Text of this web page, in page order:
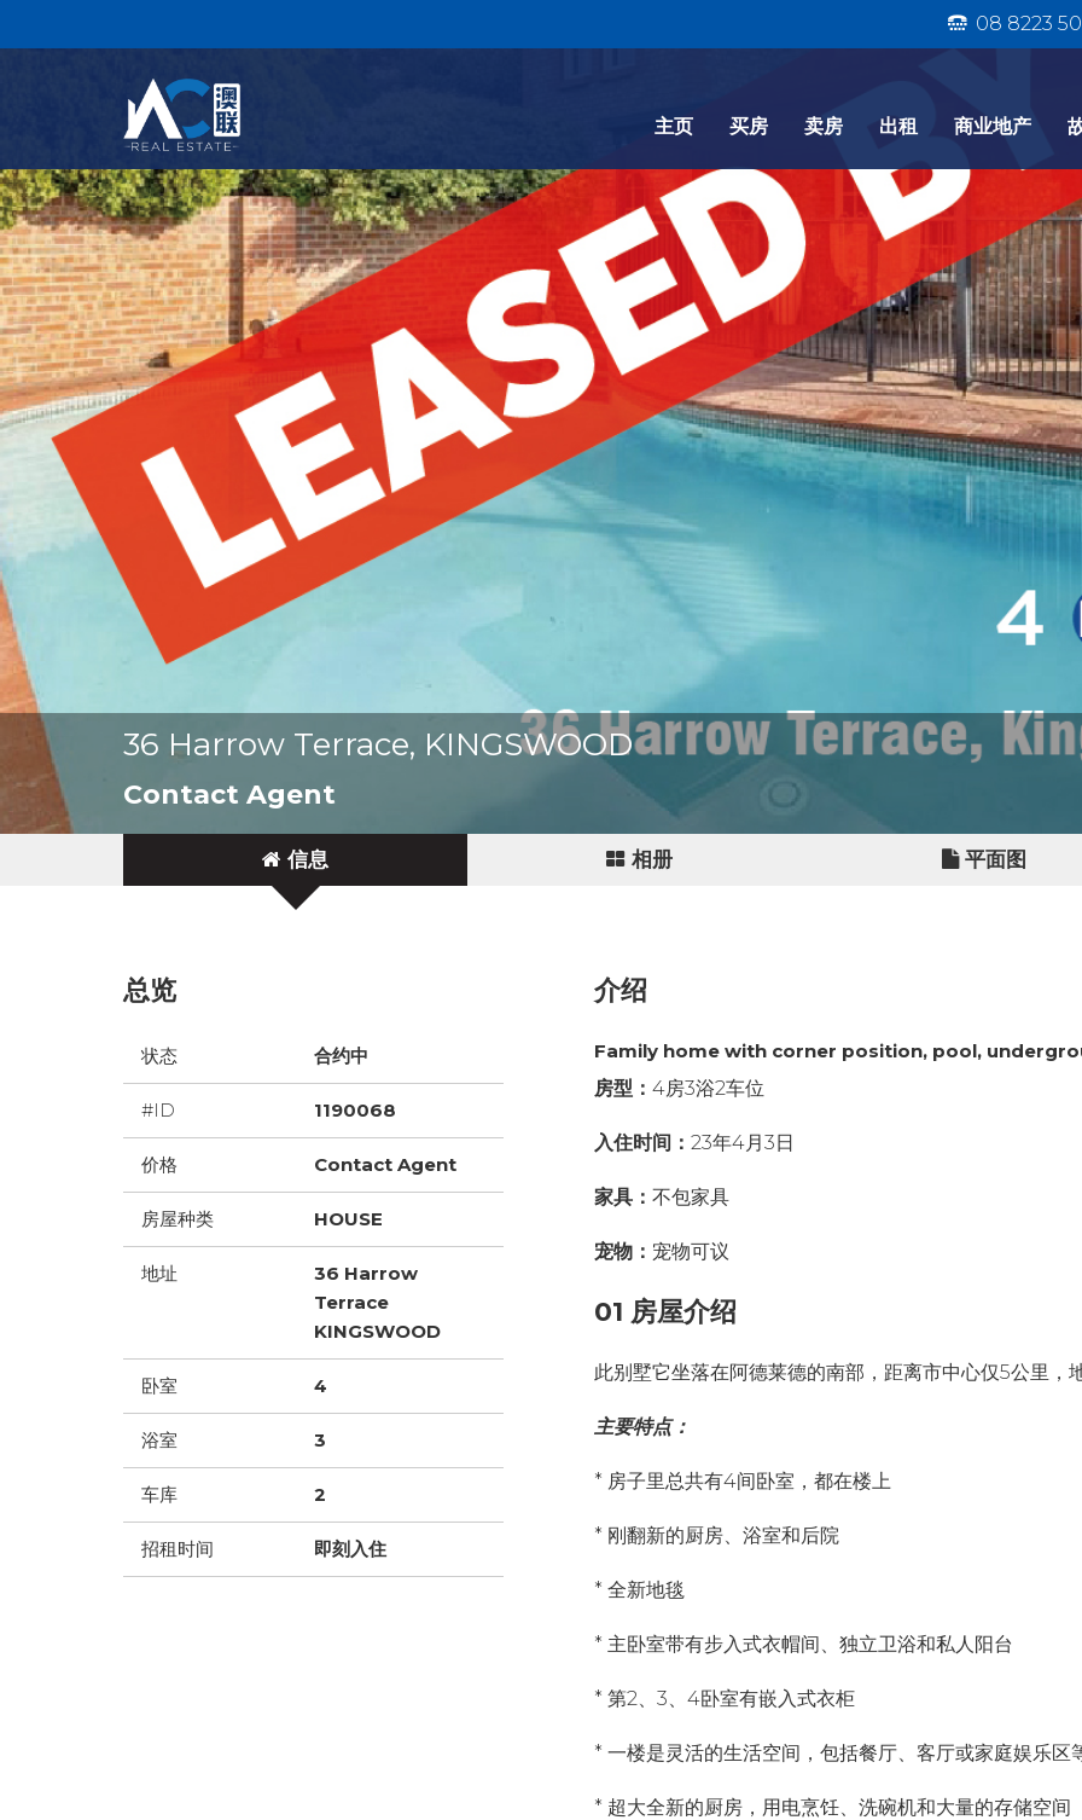
08 8223
主页 买房 卖房 出租 商业地产
36 Harrow Terrace, KINGSWOOD
Contact Agent
信息 相册 平面图
总览
状态 合约中
#ID 1190068
价格 Contact Agent
房屋种类 HOUSE
地址
36 Harrow
Terrace
KINGSWOOD
卧室 4
浴室 3
车库 2
招租时间 即刻入住
介绍
Family home with corner position, pool,
房型： 4房3浴2车位
入住时间： 23年4月3日
家具： 不包家具
宠物： 宠物可议
01 房屋介绍
此别墅它坐落在阿德莱德的南部，距离市中心仅5公里，
主要特点：
* 房子里总共有4间卧室，都在楼上
* 刚翻新的厨房、浴室和后院
* 全新地毯
* 主卧室带有步入式衣帽间、独立卫浴和私人阳台
* 第2、3、4卧室有嵌入式衣柜
* 一楼是灵活的生活空间，包括餐厅、客厅或家庭娱乐区
* 超大全新的厨房，用电烹饪、洗碗机和大量的存储空间